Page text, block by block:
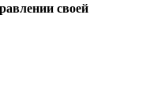
своей